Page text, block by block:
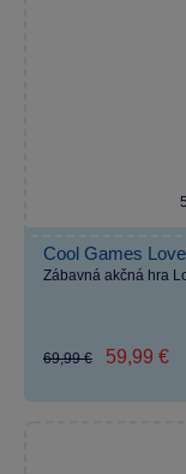
Cool Games
Zábavná akčná hra
69,99 € 59,99 €